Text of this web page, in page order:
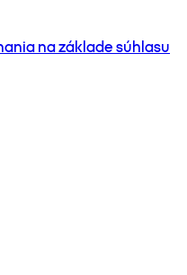
na základe súhlasu